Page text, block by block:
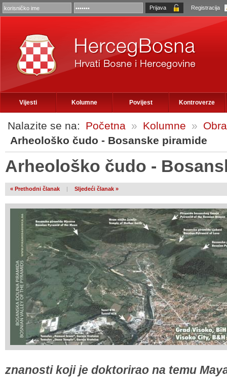
Registracija
Vijesti Kolumne Povijest Kontroverze
Nalazite se na: Početna » Kolumne »
Arheološko čudo - Bosanske piramide
Arheološko čudo -
« Prethodni članak | Sljedeći članak »
znanosti koji je doktorirao na temu